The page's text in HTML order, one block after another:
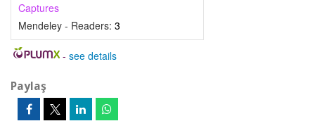
Captures
Mendeley - Readers: 3
- see details
Paylaş